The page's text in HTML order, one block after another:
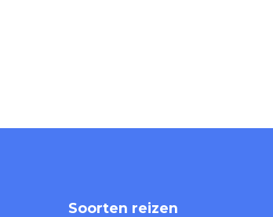
Soorten reizen